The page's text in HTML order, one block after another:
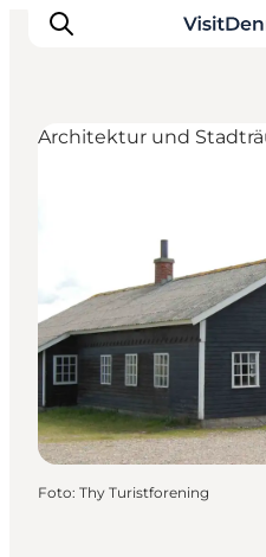
Regionen
Erlebnisse
Unterkünfte
Reiseplanung
Architektur und
Foto: Thy Turistforening